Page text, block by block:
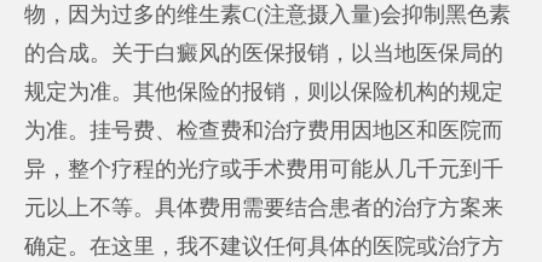
物，因为过多的维生素C(注意摄入量)会抑制黑色素
的合成。关于白癜风的医保报销，以当地医保局的
规定为准。其他保险的报销，则以保险机构的规定
为准。挂号费、检查费和治疗费用因地区和医院而
异，整个疗程的光疗或手术费用可能从几千元到千
元以上不等。具体费用需要结合患者的治疗方案来
确定。在这里，我不建议任何具体的医院或治疗方